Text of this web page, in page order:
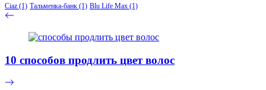
Ciaz (1) Тальменка-банк (1) Blu Life Max (1)
10 способов продлить цвет волос